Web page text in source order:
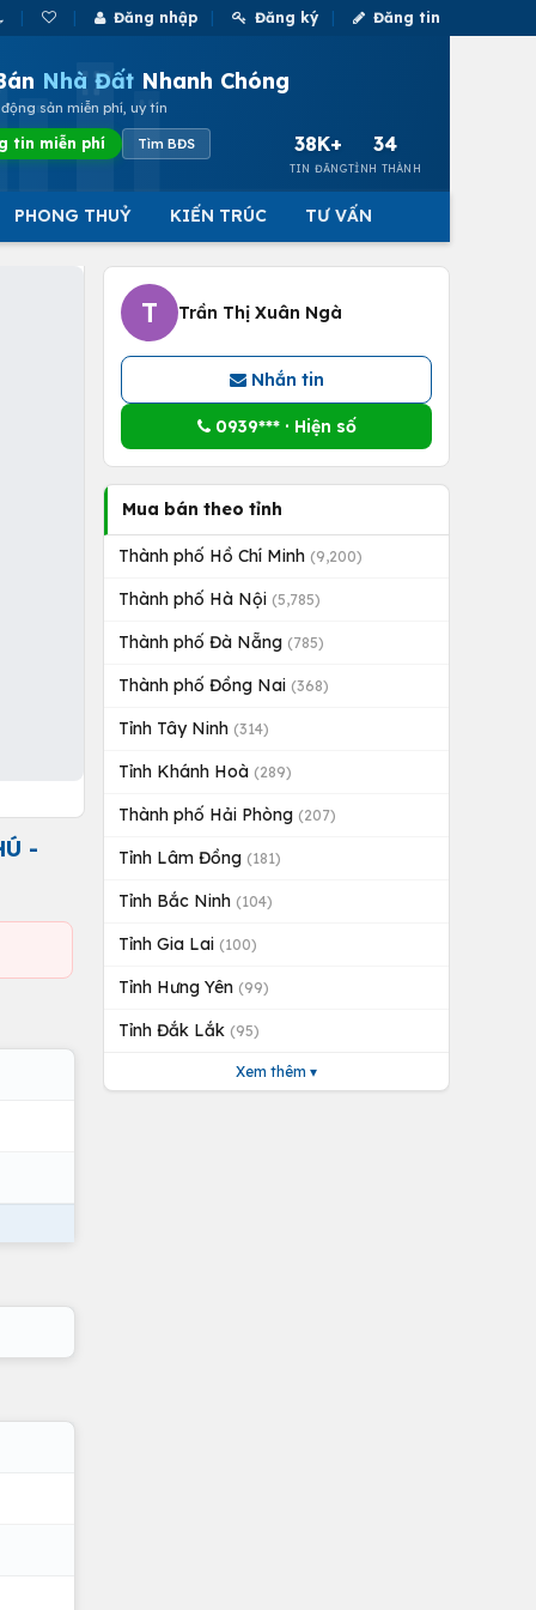
Đăng nhập Đăng ký Đăng tin
Nhà Đất Nhanh Chóng
sản miễn phí, uy tín
tin miễn phí Tìm BĐS 38K+
TIN ĐĂNG
34
TỈNH THÀNH
PHONG THUỶ KIẾN TRÚC TƯ VẤN
-
T Trần Thị Xuân Ngà
Nhắn tin
0939*** · Hiện số
Mua bán theo tỉnh
Thành phố Hồ Chí Minh (9,200)
Thành phố Hà Nội (5,785)
Thành phố Đà Nẵng (785)
Thành phố Đồng Nai (368)
Tỉnh Tây Ninh (314)
Tỉnh Khánh Hoà (289)
Thành phố Hải Phòng (207)
Tỉnh Lâm Đồng (181)
Tỉnh Bắc Ninh (104)
Tỉnh Gia Lai (100)
Tỉnh Hưng Yên (99)
Tỉnh Đắk Lắk (95)
Xem thêm ▾